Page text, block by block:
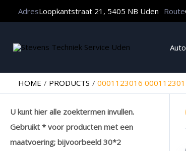
AdresLoopkantstraat 21, 5405 NB Uden Route
HOME PRODUCTS 0001123016
U kunt hier alle zoektermen invullen.
Gebruikt * voor producten met een
maatvoering; bijvoorbeeld 30*2